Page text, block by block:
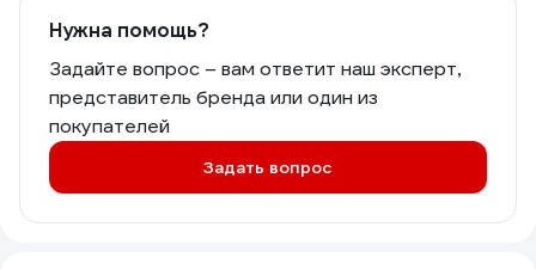
Нужна помощь?
Задайте вопрос – вам ответит наш эксперт,
представитель бренда или один из
покупателей
Задать вопрос